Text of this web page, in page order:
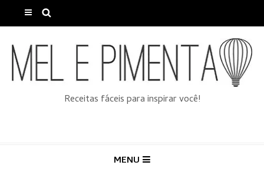
Receitas fáceis para inspirar você!
MENU